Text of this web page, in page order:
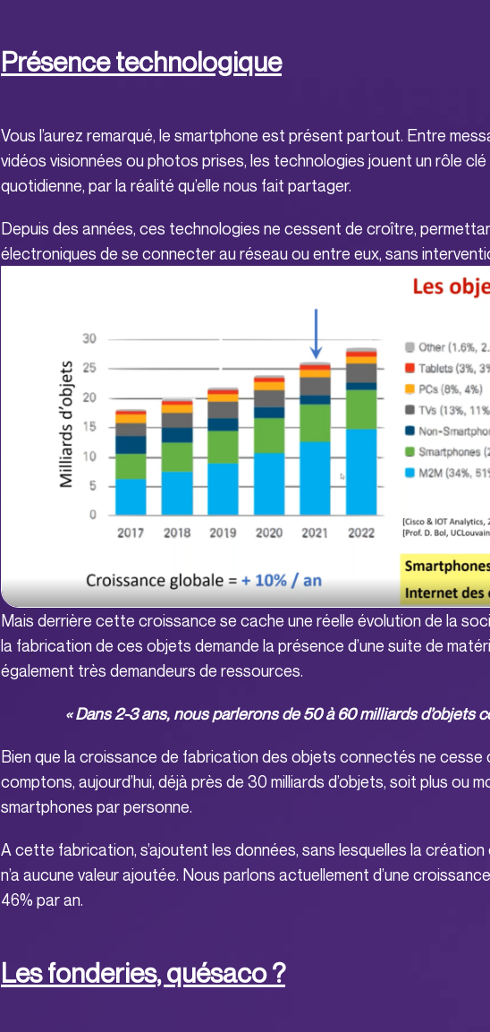
Présence technologique
Vous l’aurez remarqué, le smartphone est présent partout. Entre
vidéos visionnées ou photos prises, les technologies jouent un rôle
quotidienne, par la réalité qu’elle nous fait partager.
Depuis des années, ces technologies ne cessent de croître,
électroniques de se connecter au réseau ou entre eux, sans
Mais derrière cette croissance se cache une réelle évolution de la
la fabrication de ces objets demande la présence d’une suite de
également très demandeurs de ressources.
« Dans 2-3 ans, nous parlerons de 50 à 60 milliards d’objets
Bien que la croissance de fabrication des objets connectés ne cesse
comptons, aujourd’hui, déjà près de 30 milliards d’objets, soit plus ou
smartphones par personne.
A cette fabrication, s’ajoutent les données, sans lesquelles la
n’a aucune valeur ajoutée. Nous parlons actuellement d’une
46% par an.
Les fonderies, quésaco ?